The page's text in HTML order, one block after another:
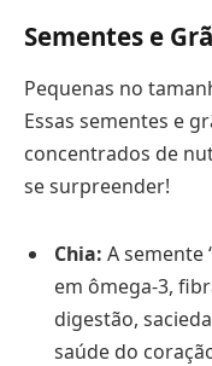
Sementes e
Pequenas no
Essas sementes e
concentrados de
se surpreender!
Chia: A semente
em ômega-3,
digestão,
saúde do